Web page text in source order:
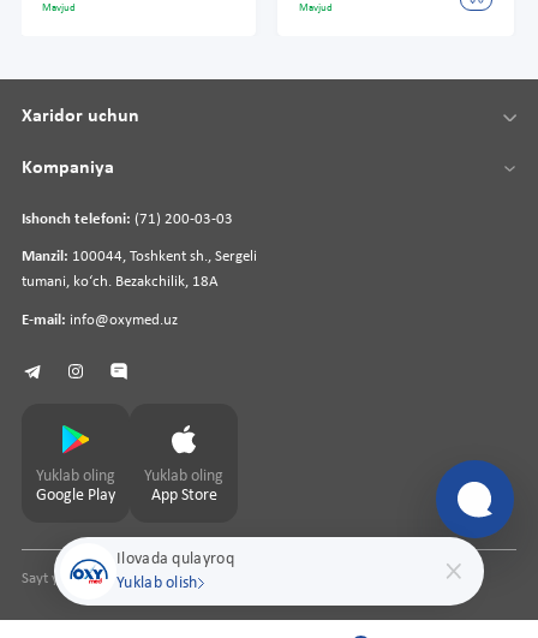
Mavjud Mavjud
Ilovada qulayroq
Yuklab olish
Ishonch telefoni: (71) 200-03-03
Manzil: 100044, Toshkent sh., Sergeli
tumani, koʻch. Bezakchilik, 18A
E-mail: info@oxymed.uz
Xaridor uchun
Kompaniya
Yuklab oling
Google Play
Yuklab oling
App Store
Sayt yaratuvchipharmit.uz